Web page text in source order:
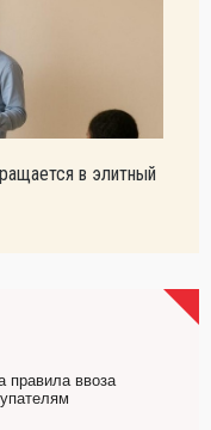
в элитный
правила ввоза